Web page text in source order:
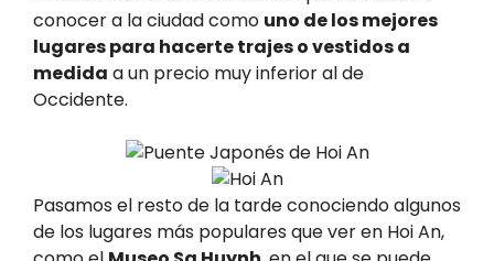
conocer a la ciudad como uno de los mejores
lugares para hacerte trajes o vestidos a
medida a un precio muy inferior al de
Occidente.
Pasamos el resto de la tarde conociendo algunos
de los lugares más populares que ver en Hoi An,